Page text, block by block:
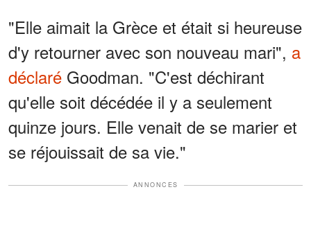
"Elle aimait la Grèce et était si heureuse
d'y retourner avec son nouveau mari", a
déclaré Goodman. "C'est déchirant
qu'elle soit décédée il y a seulement
quinze jours. Elle venait de se marier et
se réjouissait de sa vie."
ANNONCES